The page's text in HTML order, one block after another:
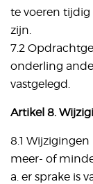
te voeren
zijn.
7.2
onderling
vastgelegd.
Artikel 8.
8.1
meer- of
a. er sprake is